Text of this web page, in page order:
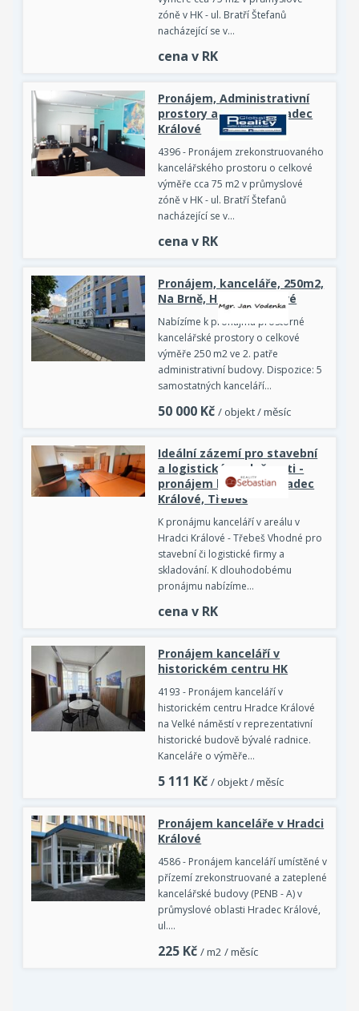
zóně v HK - ul. Bratří Štefanů
nacházející se v…
cena v RK
Pronájem, Administrativní
prostory a objekty, Hradec
Králové
4396 - Pronájem zrekonstruovaného
kancelářského prostoru o celkové
výměře cca 75 m2 v průmyslové
zóně v HK - ul. Bratří Štefanů
nacházející se v…
cena v RK
Pronájem, kanceláře, 250m2,
Na Brně, Hradec Králové
Nabízíme k pronájmu prostorné
kancelářské prostory o celkové
výměře 250 m2 ve 2. patře
administrativní budovy. Dispozice: 5
samostatných kanceláří…
50 000 Kč / objekt / měsíc
Ideální zázemí pro stavební
a logistické společnosti -
pronájem kanceláří Hradec
Králové, Třebeš
K pronájmu kanceláří v areálu v
Hradci Králové - Třebeš Vhodné pro
stavební či logistické firmy a
skladování. K dlouhodobému
pronájmu nabízíme…
cena v RK
Pronájem kanceláří v
historickém centru HK
4193 - Pronájem kanceláří v
historickém centru Hradce Králové
na Velké náměstí v reprezentativní
historické budově bývalé radnice.
Kanceláře o výměře…
5 111 Kč / objekt / měsíc
Pronájem kanceláře v Hradci
Králové
4586 - Pronájem kanceláří umístěné v
přízemí zrekonstruované a zateplené
kancelářské budovy (PENB - A) v
průmyslové oblasti Hradec Králové,
ul.…
225 Kč / m2 / měsíc